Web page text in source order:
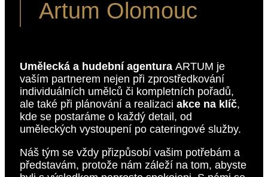
Artum Olomouc
Umělecká a hudební agentura ARTUM je
vaším partnerem nejen při zprostředkování
individuálních umělců či kompletních pořadů,
ale také při plánování a realizaci akce na klíč,
kde se postaráme o každý detail, od
uměleckých vystoupení po cateringové služby.
Náš tým se vždy přizpůsobí vašim potřebám a
představám, protože nám záleží na tom, abyste